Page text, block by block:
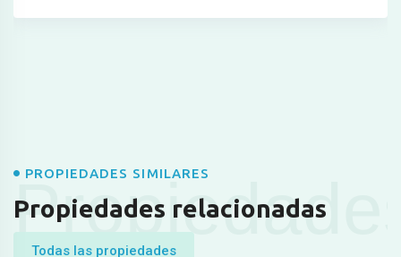
PROPIEDADES SIMILARES
Propiedades relacionadas
Todas las propiedades